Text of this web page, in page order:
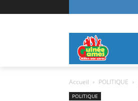
Accueil POLITIQUE
POLITIQUE